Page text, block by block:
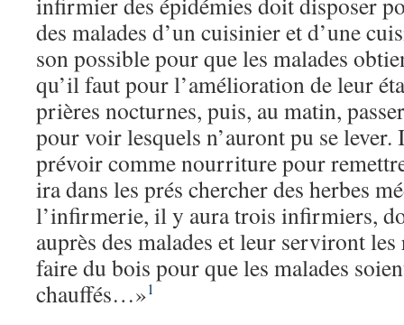
des malades d’un cuisinier et d’une
son possible pour que les malades
qu’il faut pour l’amélioration de leur
prières nocturnes, puis, au matin,
pour voir lesquels n’auront pu se
prévoir comme nourriture pour
ira dans les prés chercher des herbes
l’infirmerie, il y aura trois infirmiers,
auprès des malades et leur serviront
faire du bois pour que les malades
chauffés…»1